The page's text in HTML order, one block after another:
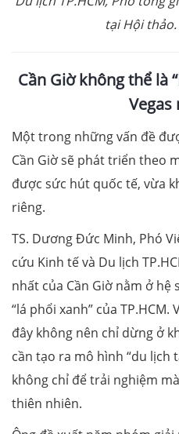
tại Hội
Cần Giờ không thể là
Vegas
Một trong những vấn đề
Cần Giờ sẽ phát triển theo
được sức hút quốc tế, vừa
riêng.
TS. Dương Đức Minh, Phó
cứu Kinh tế và Du lịch
nhất của Cần Giờ nằm ở
“lá phổi xanh” của
đây không nên chỉ dừng ở
cần tạo ra mô hình “du lịch
không chỉ để trải nghiệm
thiên nhiên.